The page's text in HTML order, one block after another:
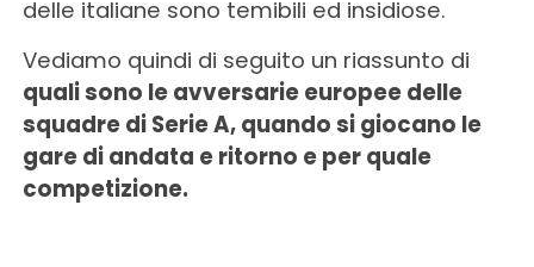
delle italiane sono temibili ed insidiose.
Vediamo quindi di seguito un riassunto di
quali sono le avversarie europee delle
squadre di Serie A, quando si giocano le
gare di andata e ritorno e per quale
competizione.